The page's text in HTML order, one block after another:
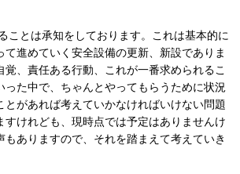
ことは承知をしております。これは基本的に
て進めていく安全設備の更新、新設でありま
覚、責任ある行動、これが一番求められるこ
った中で、ちゃんとやってもらうために状況
とがあれば考えていかなければいけない問題
すけれども、現時点では予定はありませんけ
もありますので、それを踏まえて考えていき